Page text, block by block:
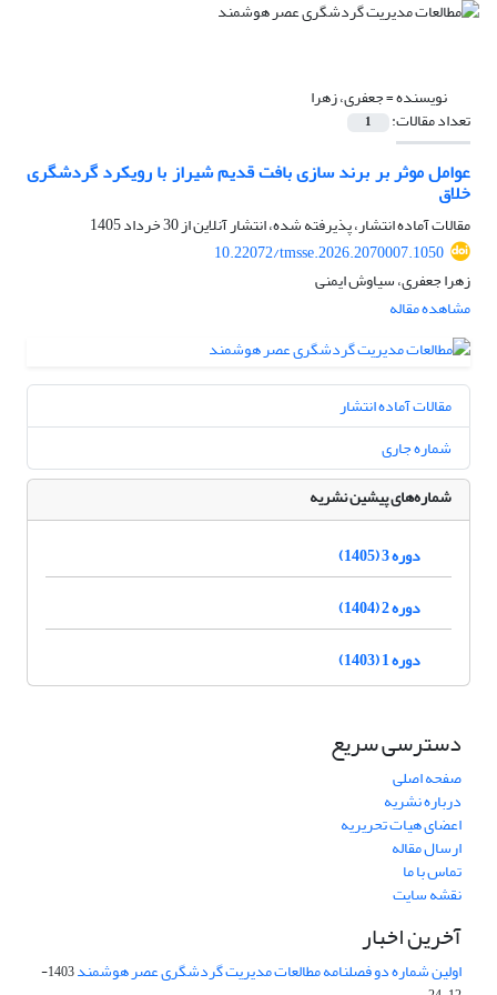
نویسنده =جعفری، زهرا
تعداد مقالات: 1
عوامل موثر بر برند سازی بافت قدیم شیراز با رویکرد گردشگری
خلاق
مقالات آماده انتشار، پذیرفته شده، انتشار آنلاین از30 خرداد 1405
10.22072/tmsse.2026.2070007.1050
زهرا جعفری، سیاوش ایمنی
مشاهده مقاله
مقالات آماده انتشار
شماره جاری
شماره‌های پیشین نشریه
دوره 3 (1405)
دوره 2 (1404)
دوره 1 (1403)
دسترسی سریع
صفحه اصلی
درباره نشریه
اعضای هیات تحریریه
ارسال مقاله
تماس با ما
نقشه سایت
آخرین اخبار
اولین شماره دو فصلنامه مطالعات مدیریت گردشگری عصر هوشمند
1403-